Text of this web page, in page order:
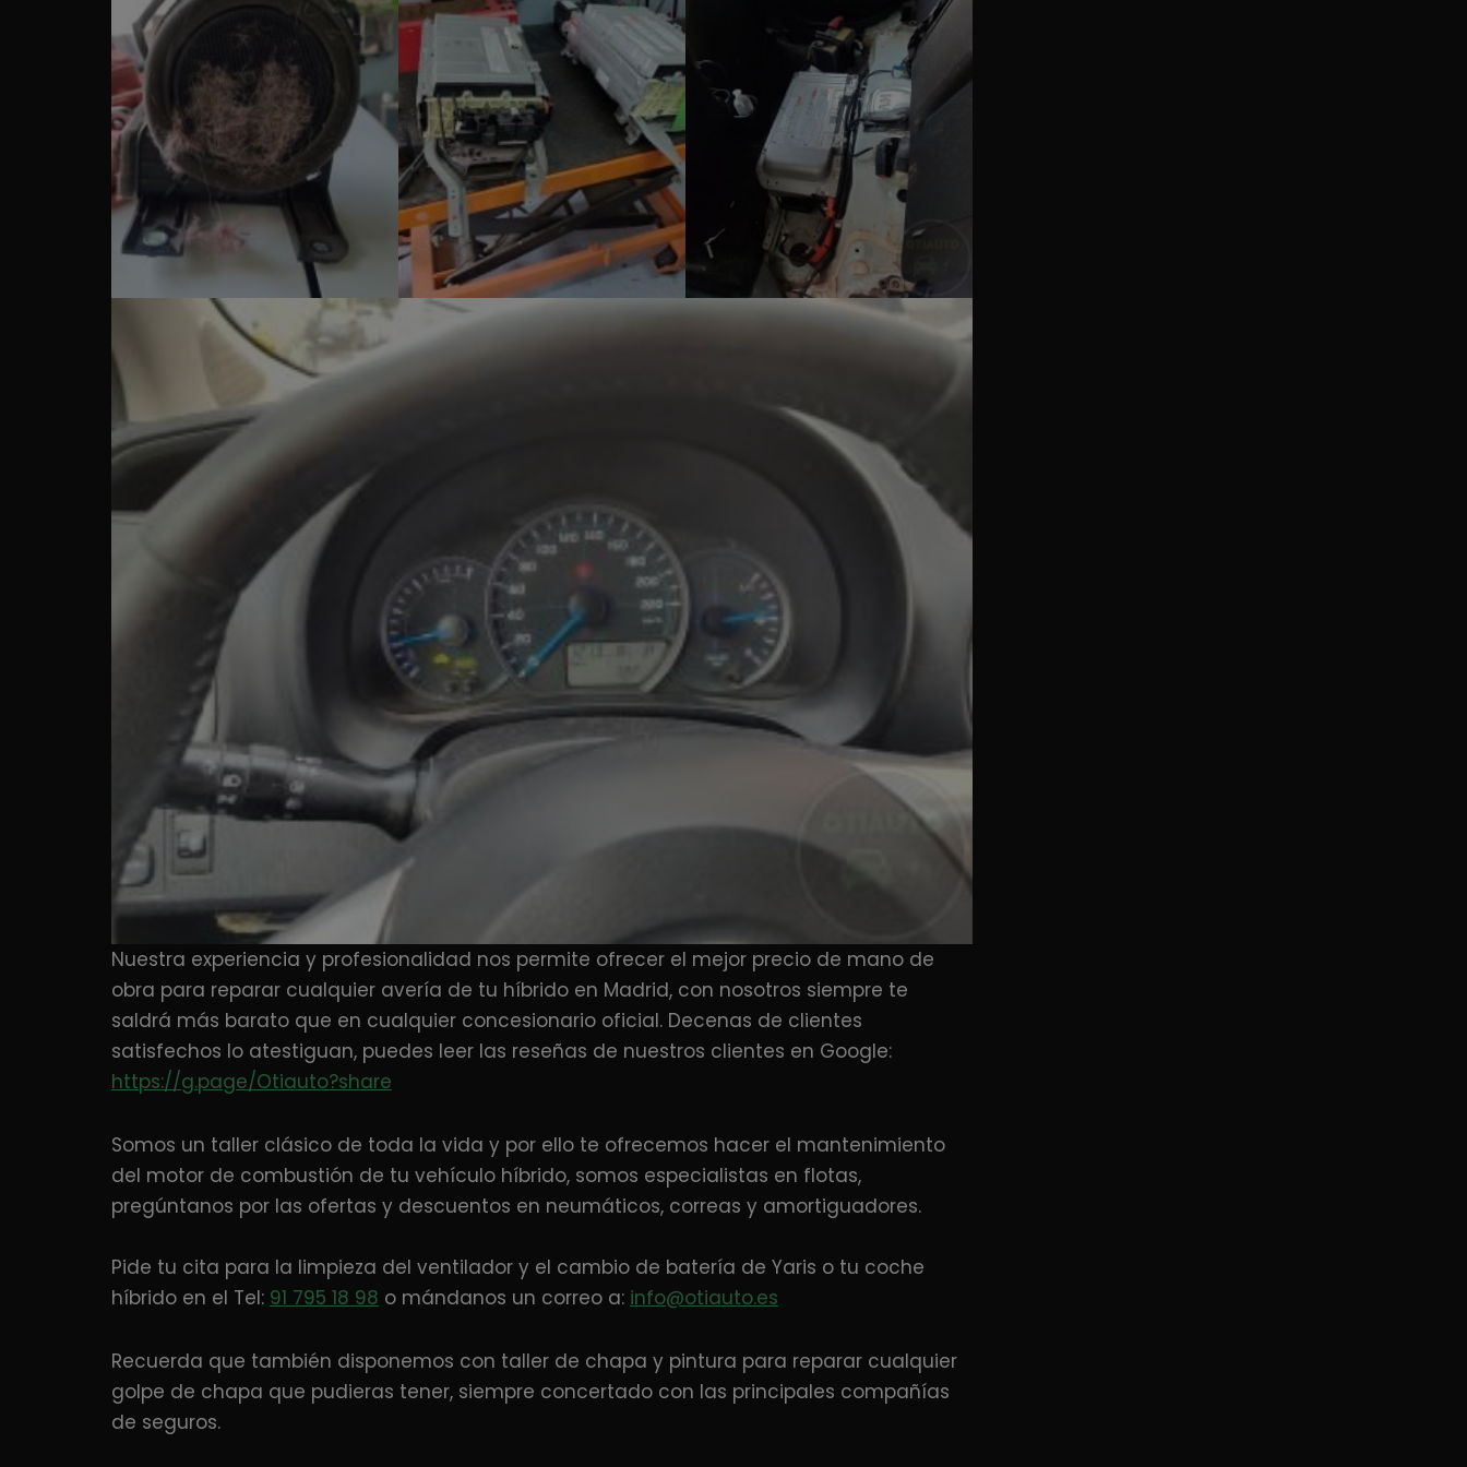
Nuestra experiencia y profesionalidad nos permite ofrecer el mejor precio de mano de
obra para reparar cualquier avería de tu híbrido en Madrid, con nosotros siempre te
saldrá más barato que en cualquier concesionario oficial. Decenas de clientes
satisfechos lo atestiguan, puedes leer las reseñas de nuestros clientes en Google:
https://g.page/Otiauto?share
Somos un taller clásico de toda la vida y por ello te ofrecemos hacer el mantenimiento
del motor de combustión de tu vehículo híbrido, somos especialistas en flotas,
pregúntanos por las ofertas y descuentos en neumáticos, correas y amortiguadores.
Pide tu cita para la limpieza del ventilador y el cambio de batería de Yaris o tu coche
híbrido en el Tel: 91 795 18 98 o mándanos un correo a: info@otiauto.es
Recuerda que también disponemos con taller de chapa y pintura para reparar cualquier
golpe de chapa que pudieras tener, siempre concertado con las principales compañías
de seguros.